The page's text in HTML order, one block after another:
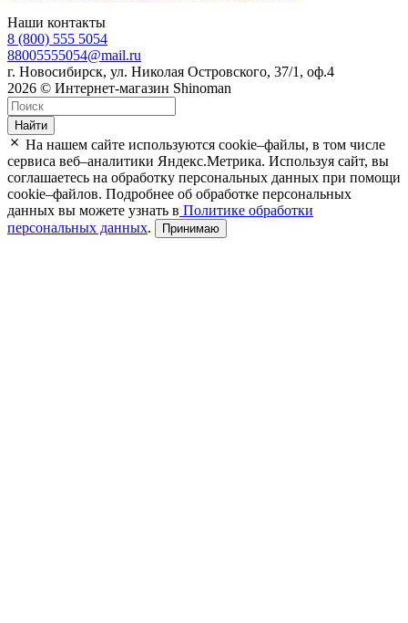
Наши контакты
8 (800) 555 5054
88005555054@mail.ru
г. Новосибирск, ул. Николая Островского, 37/1, оф.4
2026 © Интернет-магазин Shinoman
Найти
На нашем сайте используются cookie–файлы, в том числе
сервиса веб–аналитики Яндекс.Метрика. Используя сайт, вы
соглашаетесь на обработку персональных данных при помощи
cookie–файлов. Подробнее об обработке персональных
данных вы можете узнать в Политике обработки
персональных данных. Принимаю